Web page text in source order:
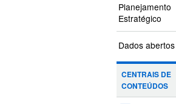
Planejamento
Estratégico
Dados abertos
CENTRAIS DE
CONTEÚDOS